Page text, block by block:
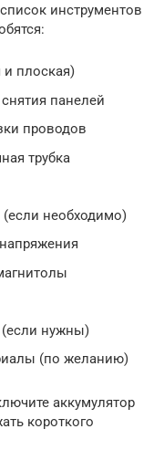
инструментов
и плоская)
панелей
проводов
трубка
необходимо)
нужны)
(по желанию)
аккумулятор
короткого